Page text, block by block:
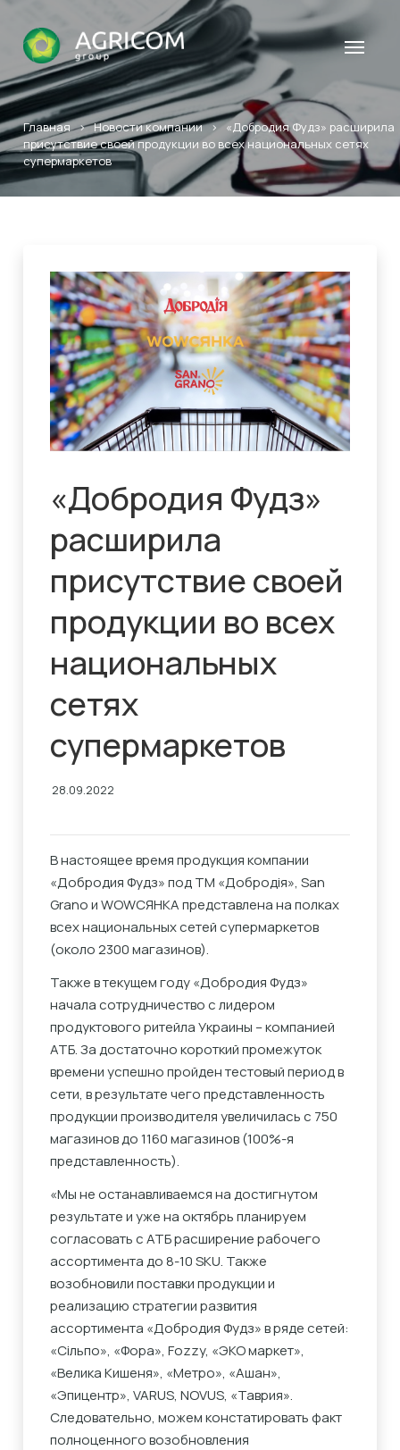
Главная>Новости компании>«Добродия Фудз» расширила
присутствие своей продукции во всех национальных сетях
супермаркетов
«Добродия Фудз»
расширила
присутствие своей
продукции во всех
национальных
сетях
супермаркетов
28.09.2022
В настоящее время продукция компании
«Добродия Фудз» под ТМ «Добродія», San
Grano и WOWСЯНКА представлена ​​на полках
всех национальных сетей супермаркетов
(около 2300 магазинов).
Также в текущем году «Добродия Фудз»
начала сотрудничество с лидером
продуктового ритейла Украины – компанией
АТБ. За достаточно короткий промежуток
времени успешно пройден тестовый период в
сети, в результате чего представленность
продукции производителя увеличилась с 750
магазинов до 1160 магазинов (100%-я
представленность).
«Мы не останавливаемся на достигнутом
результате и уже на октябрь планируем
согласовать с АТБ расширение рабочего
ассортимента до 8-10 SKU. Также
возобновили поставки продукции и
реализацию стратегии развития
ассортимента «Добродия Фудз» в ряде сетей:
«Сільпо», «Фора», Fozzy, «ЭКО маркет»,
«Велика Кишеня», «Метро», «Ашан»,
«Эпицентр», VARUS, NOVUS, «Таврия».
Следовательно, можем констатировать факт
полноценного возобновления